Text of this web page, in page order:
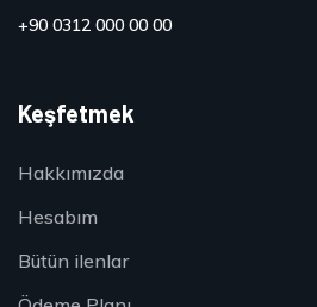
+90 0312 000 00 00
Keşfetmek
Hakkımızda
Hesabım
Bütün ilenlar